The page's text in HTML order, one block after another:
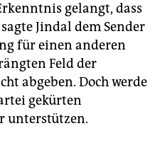
gelangt, dass
Jindal dem Sender
für einen anderen
Feld der
abgeben. Doch werde
gekürten
unterstützen.